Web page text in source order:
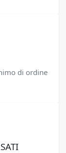
di ordine